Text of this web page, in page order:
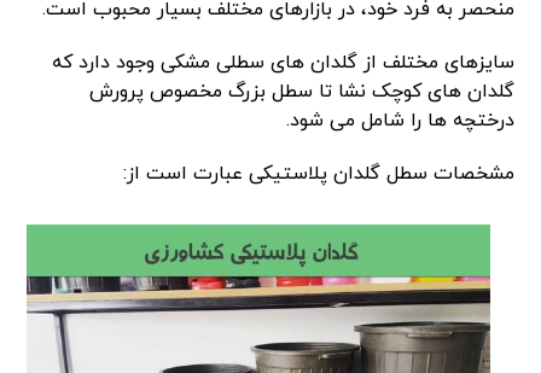
منحصر به فرد خود، در بازارهای مختلف بسیار محبوب است.
سایزهای مختلف از گلدان های سطلی مشکی وجود دارد که
گلدان های کوچک نشا تا سطل بزرگ مخصوص پرورش
درختچه ها را شامل می شود.
مشخصات سطل گلدان پلاستیکی عبارت است از: